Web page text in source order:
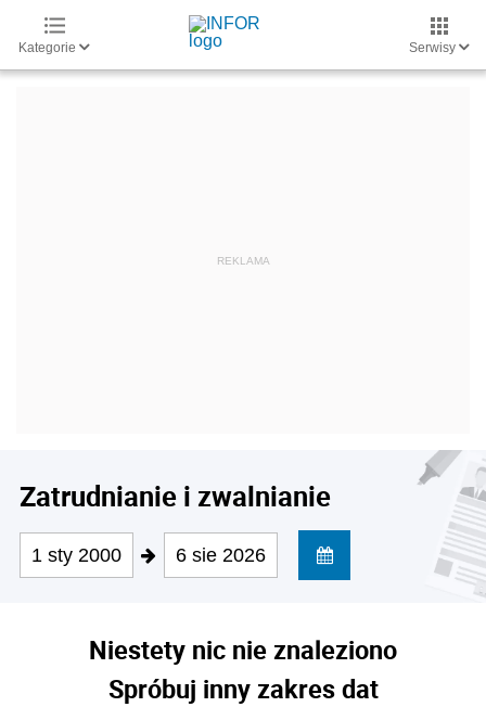
Kategorie Serwisy
Zatrudnianie i zwalnianie
1 sty 2000 6 sie 2026
Niestety nic nie znaleziono
Spróbuj inny zakres dat